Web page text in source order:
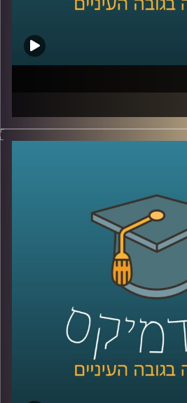
מדברים הרבה על תקשורת
הקשבה אמיתית, כזו שמשנה
שמכתיב אם צוותים ידברו וישתפו
מובנות או מתוסכלות. בפרק הזה
שבו סגנון ההקשבה של מנהל, הורה
הדיאלוג סביבו.
יועצת ארגונית ומרצה
למה הקשבה כל כך מאתגרת, למה
ההבדל בין הקשבה אישית,
ואיך שינוי קטן באופן
גדול ביחסים?